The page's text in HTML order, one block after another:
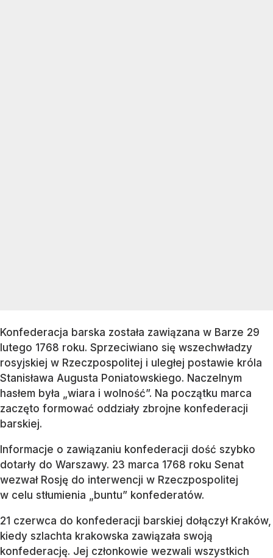
Konfederacja barska została zawiązana w Barze 29
lutego 1768 roku. Sprzeciwiano się wszechwładzy
rosyjskiej w Rzeczpospolitej i uległej postawie króla
Stanisława Augusta Poniatowskiego. Naczelnym
hasłem była „wiara i wolność”. Na początku marca
zaczęto formować oddziały zbrojne konfederacji
barskiej.
Informacje o zawiązaniu konfederacji dość szybko
dotarły do Warszawy. 23 marca 1768 roku Senat
wezwał Rosję do interwencji w Rzeczpospolitej
w celu stłumienia „buntu” konfederatów.
21 czerwca do konfederacji barskiej dołączył Kraków,
kiedy szlachta krakowska zawiązała swoją
konfederację. Jej członkowie wezwali wszystkich